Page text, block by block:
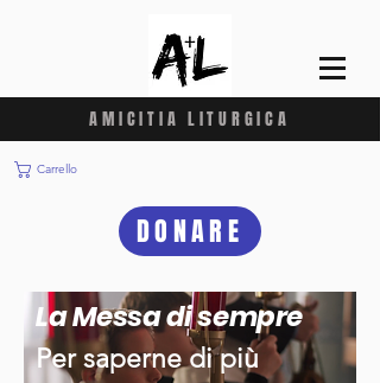
AMICITIA LITURGICA
Carrello
DONARE
La Messa di sempre
Per saperne di più